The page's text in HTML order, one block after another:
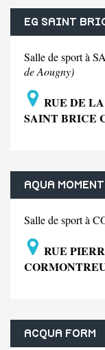
EG SAINT
Salle de sport à
de Aougny)
RUE DE
SAINT BRICE
AQUA MOMENT
Salle de sport à
RUE
ACQUA FORM